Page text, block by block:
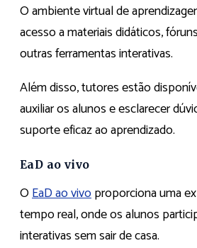
O ambiente virtual de
acesso a materiais didáticos,
outras ferramentas interativas.
Além disso, tutores estão
auxiliar os alunos e esclarecer
suporte eficaz ao aprendizado.
EaD ao vivo
OEaD ao vivoproporciona uma
tempo real, onde os alunos
interativas sem sair de casa.